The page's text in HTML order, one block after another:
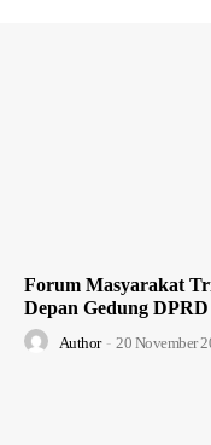
Forum Masyarakat
Depan Gedung
Author - 20 November